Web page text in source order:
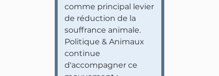
comme principal levier
de réduction de la
souffrance animale.
Politique & Animaux
continue
d'accompagner ce